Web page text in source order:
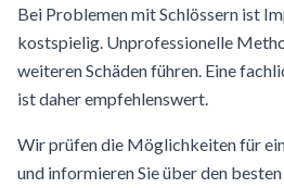
Bei Problemen mit Schlössern ist
kostspielig. Unprofessionelle
weiteren Schäden führen. Eine
ist daher empfehlenswert.
Wir prüfen die Möglichkeiten für
und informieren Sie über den